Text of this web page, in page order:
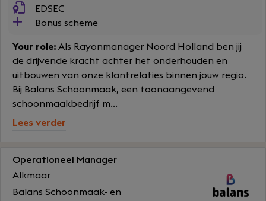
EDSEC
Bonus scheme
Your role: Als Rayonmanager Noord Holland ben jij
de drijvende kracht achter het onderhouden en
uitbouwen van onze klantrelaties binnen jouw regio.
Bij Balans Schoonmaak, een toonaangevend
schoonmaakbedrijf m...
Lees verder
Operationeel Manager
Alkmaar
Balans Schoonmaak- en